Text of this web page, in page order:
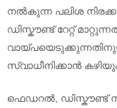
നൽകുന്ന പലിശ
ഡിസ്കൗണ്ട് റേറ്റ്
സ്വാധീനിക്കാൻ
ഫെഡറൽ, ഡിസ്കൗണ്ട്